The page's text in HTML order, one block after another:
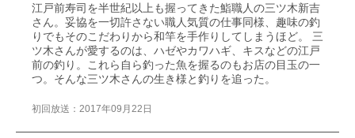
江戸前寿司を半世紀以上も握ってきた鮨職人の三ツ木新吉
さん。妥協を一切許さない職人気質の仕事同様、趣味の釣
りでもそのこだわりから和竿を手作りしてしまうほど。 三
ツ木さんが愛するのは、ハゼやカワハギ、キスなどの江戸
前の釣り。これら自ら釣った魚を握るのもお店の目玉の一
つ。そんな三ツ木さんの生き様と釣りを追った。
初回放送：2017年09月22日